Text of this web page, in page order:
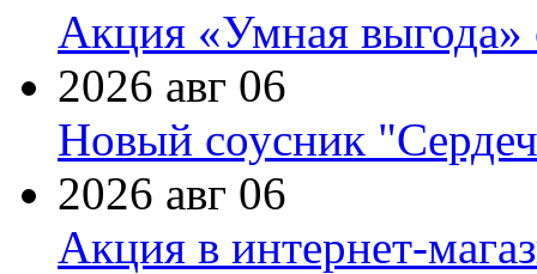
Акция «Умная выгода»
2026 авг 06
Новый соусник
2026 авг 06
Акция в интернет-